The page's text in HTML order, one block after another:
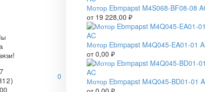
0
Мотор Ebmpapst M4S068-BF08-08
от 19 228,00 ₽
Мотор Ebmpapst M4Q045-EA01-01
от0,00 ₽
Мотор Ebmpapst M4Q045-BD01-01